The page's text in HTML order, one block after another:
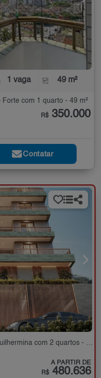
1 vaga 49 m²
com 1 quarto - 49 m²
R$ 350.000
Contatar
com 2 quartos - 71 m²
A PARTIR DE
R$ 480.636